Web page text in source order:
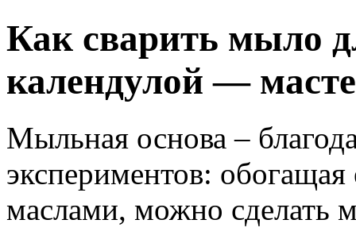
Как сварить мыло
календулой —
Мыльная основа –
экспериментов:
маслами, можно сделать